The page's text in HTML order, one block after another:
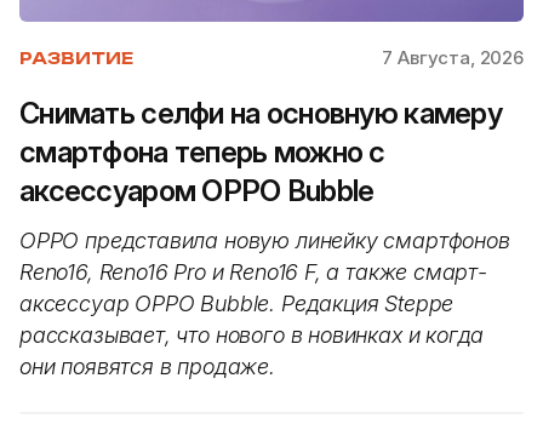
РАЗВИТИЕ 7 Августа, 2026
Снимать селфи на основную камеру
смартфона теперь можно с
аксессуаром OPPO Bubble
OPPO представила новую линейку смартфонов
Reno16, Reno16 Pro и Reno16 F, а также смарт-
аксессуар OPPO Bubble. Редакция Steppe
рассказывает, что нового в новинках и когда
они появятся в продаже.